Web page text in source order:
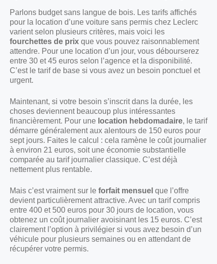
Parlons budget sans langue de bois. Les tarifs affichés
pour la location d’une voiture sans permis chez Leclerc
varient selon plusieurs critères, mais voici les
fourchettes de prix que vous pouvez raisonnablement
attendre. Pour une location d’un jour, vous débourserez
entre 30 et 45 euros selon l’agence et la disponibilité.
C’est le tarif de base si vous avez un besoin ponctuel et
urgent.
Maintenant, si votre besoin s’inscrit dans la durée, les
choses deviennent beaucoup plus intéressantes
financièrement. Pour une location hebdomadaire, le tarif
démarre généralement aux alentours de 150 euros pour
sept jours. Faites le calcul : cela ramène le coût journalier
à environ 21 euros, soit une économie substantielle
comparée au tarif journalier classique. C’est déjà
nettement plus rentable.
Mais c’est vraiment sur le forfait mensuel que l’offre
devient particulièrement attractive. Avec un tarif compris
entre 400 et 500 euros pour 30 jours de location, vous
obtenez un coût journalier avoisinant les 15 euros. C’est
clairement l’option à privilégier si vous avez besoin d’un
véhicule pour plusieurs semaines ou en attendant de
récupérer votre permis.